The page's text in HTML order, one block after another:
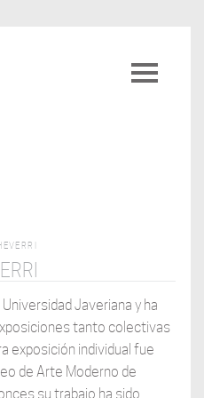
Toggle
Javeriana y ha
tanto colectivas
exposición individual fue
de Arte Moderno de
su trabajo ha sido